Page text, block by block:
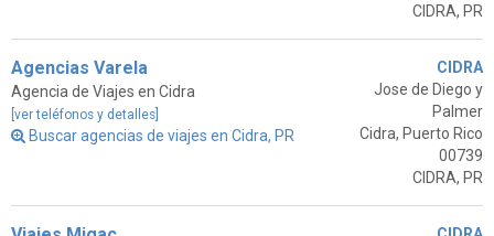
CIDRA, PR
Agencias Varela
Agencia de Viajes en Cidra
[ver teléfonos y detalles]
Buscar agencias de viajes en Cidra, PR
CIDRA
Jose de Diego y
Palmer
Cidra, Puerto Rico
00739
CIDRA, PR